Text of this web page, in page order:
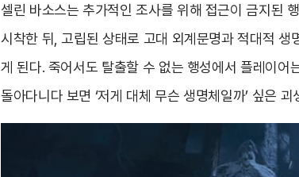
셀린 바소스는 추가적인 조사를 위해 접근이 금지된
시착한 뒤, 고립된 상태로 고대 외계문명과 적대적
게 된다. 죽어서도 탈출할 수 없는 행성에서 플레이
돌아다니다 보면 ‘저게 대체 무슨 생명체일까’ 싶은